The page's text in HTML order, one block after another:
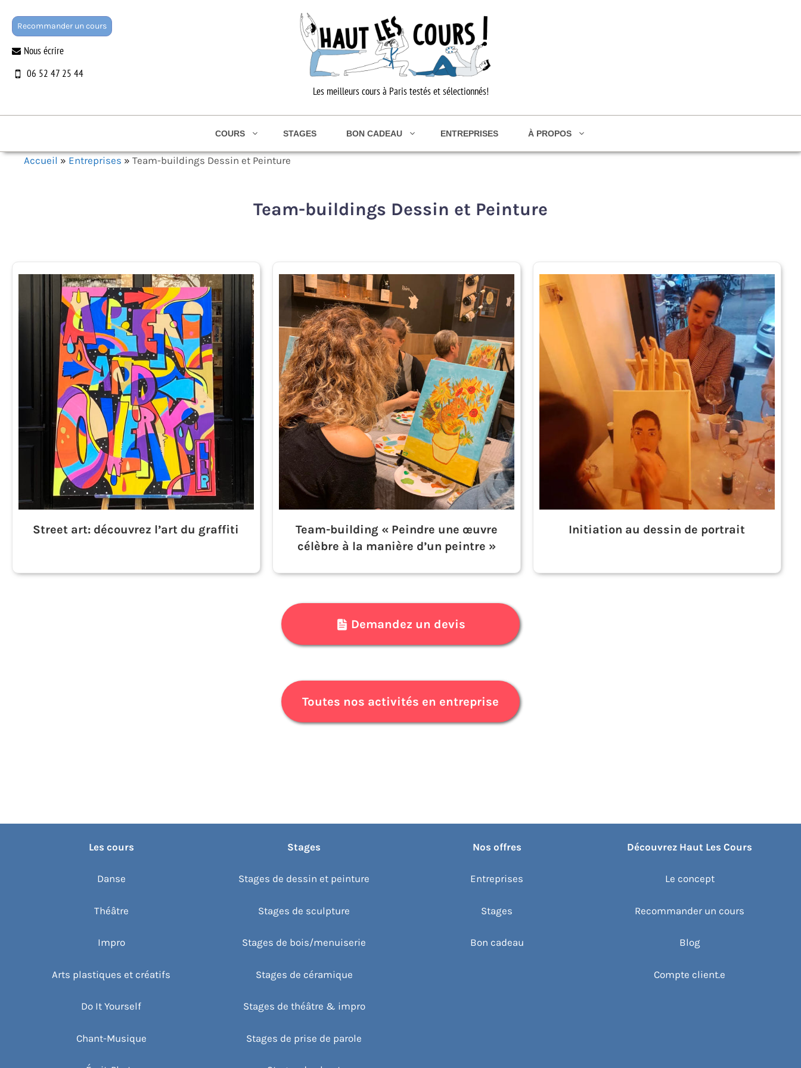
Les meilleurs cours à Paris testés et sélectionnés!
Recommander un cours
Nous écrire
06 52 47 25 44
COURS STAGES BON CADEAU ENTREPRISES À PROPOS
Accueil » Entreprises » Team-buildings Dessin et Peinture
Team-buildings Dessin et Peinture
Street art: découvrez l’art du graffiti
Team-building « Peindre une œuvre
célèbre à la manière d’un peintre »
Initiation au dessin de portrait
Demandez un devis
Toutes nos activités en entreprise
Les cours
Danse
Théâtre
Impro
Arts plastiques et créatifs
Do It Yourself
Chant-Musique
Stages
Stages de dessin et peinture
Stages de sculpture
Stages de bois/menuiserie
Stages de céramique
Stages de théâtre & impro
Stages de prise de parole
Nos offres
Entreprises
Stages
Bon cadeau
Découvrez Haut Les Cours
Le concept
Recommander un cours
Blog
Compte client.e